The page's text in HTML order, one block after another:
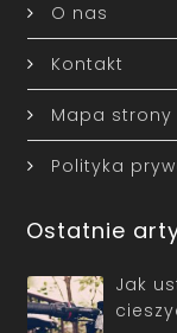
O nas
Kontakt
Mapa strony
Polityka
Ostatnie
Jak